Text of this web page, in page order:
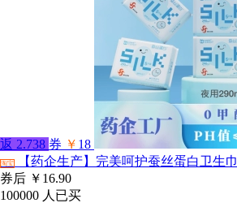
返 2.738 券 ￥ 18
淘宝
【药企生产】完美呵护蚕丝蛋白卫生巾
券后 ￥16.90
100000 人已买